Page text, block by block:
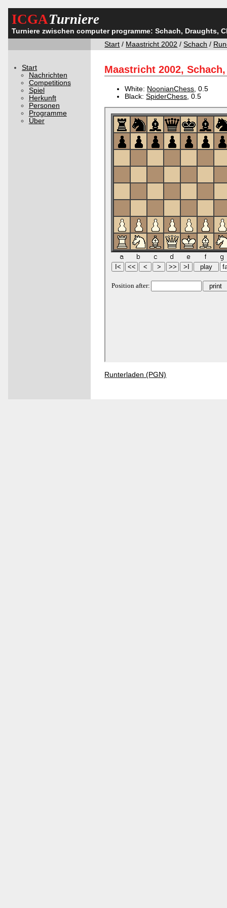
ICGATurniere
Turniere zwischen computer programme: Schach, Draughts,
Start / Maastricht 2002 /Schach /
Start
Nachrichten
Competitions
Spiel
Herkunft
Personen
Programme
Über
Maastricht 2002,
White: NoonianChess , 0.5
Black:SpiderChess , 0.5
Runterladen (PGN)